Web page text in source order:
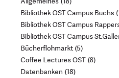
Bibliothek OST Campus Buchs
Bibliothek OST Campus
Bibliothek OST Campus
Bücherflohmarkt 5
Coffee Lectures OST 8
Datenbanken 18